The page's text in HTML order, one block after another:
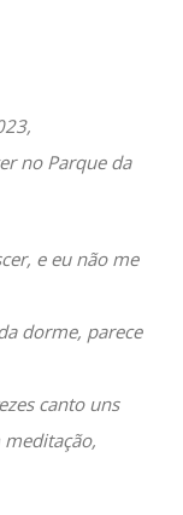
no Parque da
e eu não me
dorme, parece
canto uns